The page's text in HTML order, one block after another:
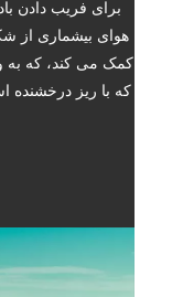
هوای بیشماری از
کمک می کند، که به